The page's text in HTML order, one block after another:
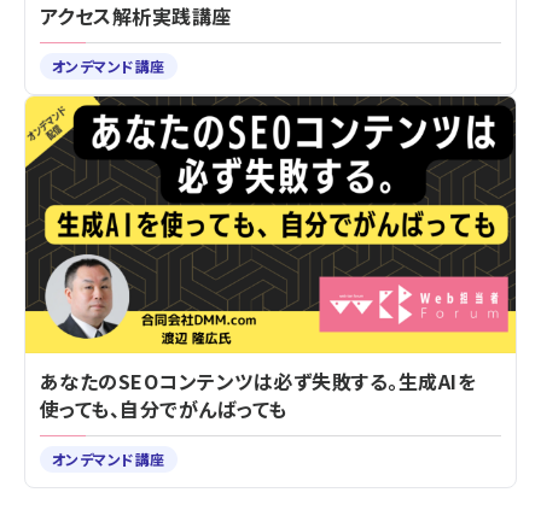
アクセス解析実践講座
オンデマンド講座
あなたのSEOコンテンツは必ず失敗する。生成AIを
使っても、自分でがんばっても
オンデマンド講座